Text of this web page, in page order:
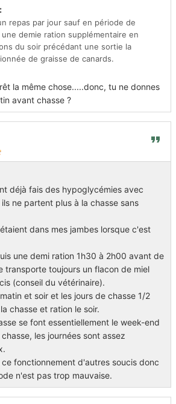
repas par jour sauf en période de
demie ration supplémentaire en
du soir précédant une sortie la
de graisse de canards.
la même chose.....donc, tu ne donnes
avant chasse ?
déjà fais des hypoglycémies avec
ne partent plus à la chasse sans
dans mes jambes lorsque c'est
une demi ration 1h30 à 2h00 avant de
transporte toujours un flacon de miel
(conseil du vétérinaire).
et soir et les jours de chasse 1/2
chasse et ration le soir.
se font essentiellement le week-end
les journées sont assez
fonctionnement d'autres soucis donc
n'est pas trop mauvaise.